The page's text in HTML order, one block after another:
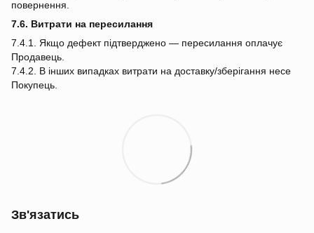
повернення.
7.6. Витрати на пересилання
7.4.1. Якщо дефект підтверджено — пересилання оплачує
Продавець.
7.4.2. В інших випадках витрати на доставку/зберігання несе
Покупець.
Зв'язатись